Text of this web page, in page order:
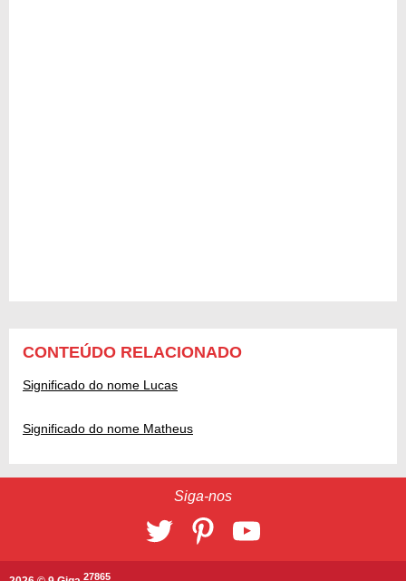
CONTEÚDO RELACIONADO
Significado do nome Lucas
Significado do nome Matheus
Siga-nos
27865